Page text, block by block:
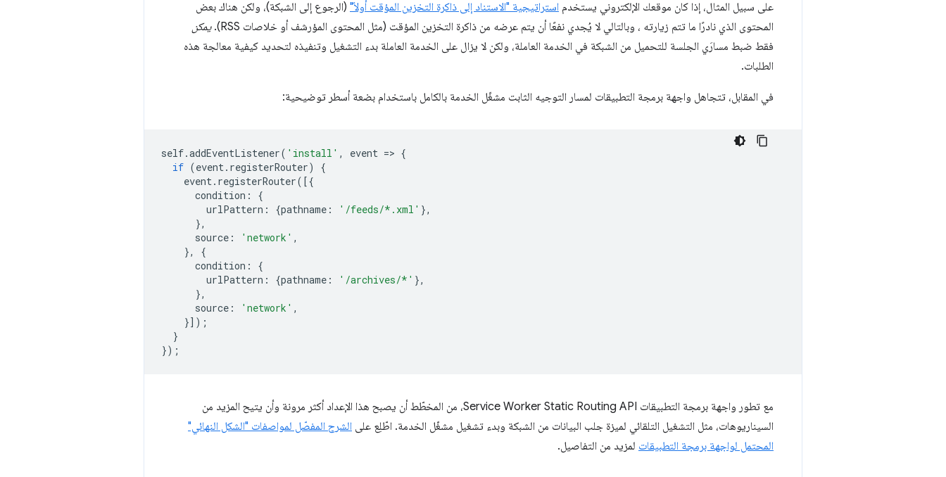
على سبيل المثال، إذا كان موقعك الإلكتروني يستخدم استراتيجية "الاستناد إلى ذاكرة التخزين المؤقت أولاً" (الرجوع إلى الشبكة)، ولكن هناك بعض
المحتوى الذي نادرًا ما تتم زيارته ، وبالتالي لا يُجدي نفعًا أن يتم عرضه من ذاكرة التخزين المؤقت (مثل المحتوى المؤرشف أو خلاصات RSS).
يمكن
فقط ضبط مسارَي الجلسة للتحميل من الشبكة في الخدمة العاملة، ولكن لا يزال على الخدمة العاملة بدء التشغيل وتنفيذه لتحديد كيفية معالجة هذه
الطلبات.
في المقابل، تتجاهل واجهة برمجة التطبيقات لمسار التوجيه الثابت مشغّل الخدمة بالكامل باستخدام بضعة أسطر توضيحية:
self.addEventListener( 'install' , event => {
if (event. registerRouter)
{
event. registerRouter([{
condition :
{
urlPattern : {pathname : '/feeds/*.xml' },
},
source : 'network' ,
},
{
condition :
{
urlPattern : {pathname : '/archives/*' },
},
source : 'network' ,
}]);
}
});
مع تطور واجهة برمجة التطبيقات Service Worker Static Routing API، من المخطّط أن يصبح هذا الإعداد أكثر مرونة وأن يتيح المزيد من
السيناريوهات، مثل التشغيل التلقائي لميزة جلب البيانات من الشبكة وبدء تشغيل مشغّل الخدمة. اطّلِع على الشرح المفصّل لمواصفات "الشكل النهائي"
المحتمل لواجهة برمجة التطبيقات لمزيد من التفاصيل.